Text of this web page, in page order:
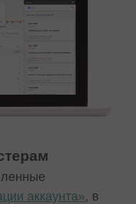
аккаунта», в